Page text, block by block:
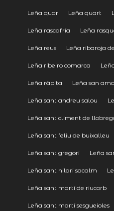
Leña quar Leña quart
Leña rascafría Leña
Leña reus Leña ribaroja
Leña ribeiro comarca
Leña ràpita Leña san
Leña sant andreu salou
Leña sant climent de
Leña sant feliu de buixalleu
Leña sant gregori Leña
Leña sant hilari sacalm
Leña sant martí de riucorb
Leña sant martí sesgueioles